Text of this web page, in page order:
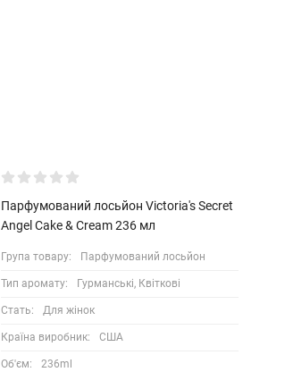
Парфумований лосьйон Victoria's Secret
Angel Cake & Cream 236 мл
Група товару: Парфумований лосьйон
Тип аромату: Гурманські, Квіткові
Стать: Для жінок
Країна виробник: США
Об'єм: 236ml